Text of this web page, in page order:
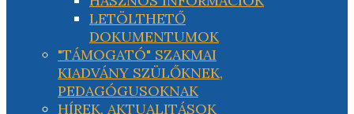
LETÖLTHETŐ
DOKUMENTUMOK
"TÁMOGATÓ" SZAKMAI
KIADVÁNY SZÜLŐKNEK,
PEDAGÓGUSOKNAK
HÍREK, AKTUALITÁSOK